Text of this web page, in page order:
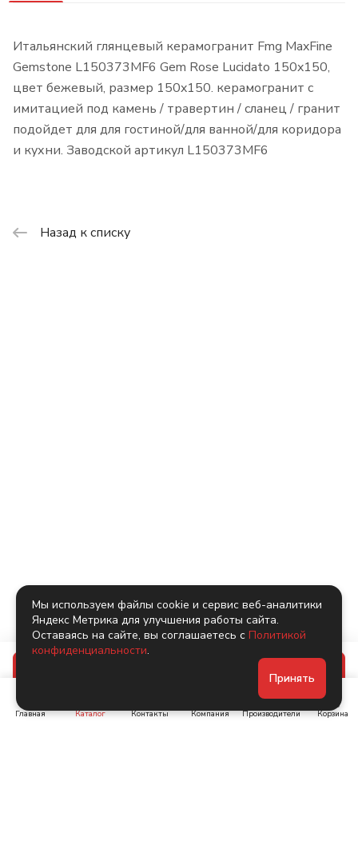
Итальянский глянцевый керамогранит Fmg MaxFine
Gemstone L150373MF6 Gem Rose Lucidato 150x150,
цвет бежевый, размер 150x150. керамогранит с
имитацией под камень / травертин / сланец / гранит
подойдет для для гостиной/для ванной/для коридора
и кухни. Заводской артикул L150373MF6
Назад к списку
Главная Каталог Контакты Компания Производители Корзина
Мы используем файлы cookie и сервис веб-аналитики
Яндекс Метрика для улучшения работы сайта.
Оставаясь на сайте, вы соглашаетесь с Политикой
конфиденциальности.
Принять